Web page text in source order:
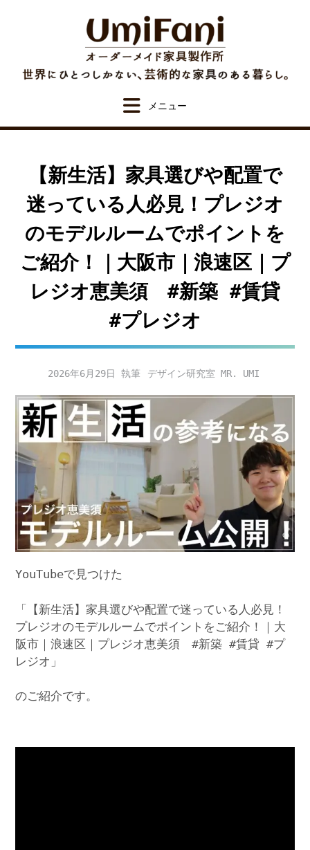
【新生活】家具選びや配置で
迷っている人必見！プレジオ
のモデルルームでポイントを
ご紹介！｜大阪市｜浪速区｜プ
レジオ恵美須 #新築 #賃貸
#プレジオ
2026年6月29日 デザイン研究室 MR. UMI
YouTubeで見つけた
「【新生活】家具選びや配置で迷っている人必見！
プレジオのモデルルームでポイントをご紹介！｜大
阪市｜浪速区｜プレジオ恵美須 #新築 #賃貸 #プ
レジオ」
のご紹介です。